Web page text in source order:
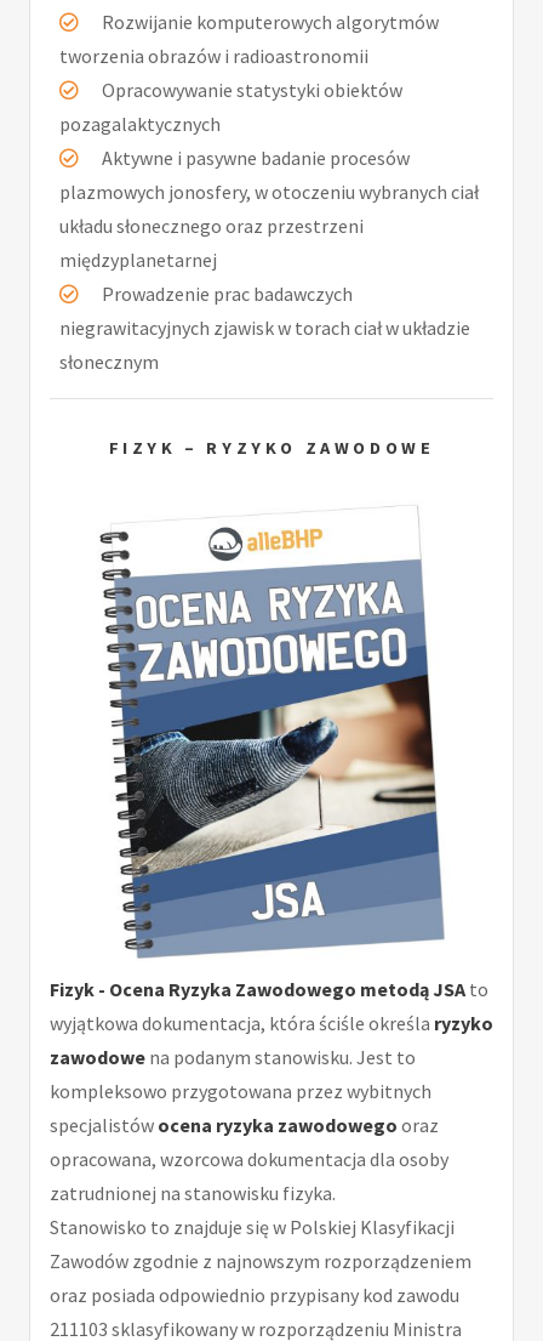
Rozwijanie komputerowych algorytmów
tworzenia obrazów i radioastronomii
Opracowywanie statystyki obiektów
pozagalaktycznych
Aktywne i pasywne badanie procesów
plazmowych jonosfery, w otoczeniu wybranych ciał
układu słonecznego oraz przestrzeni
międzyplanetarnej
Prowadzenie prac badawczych
niegrawitacyjnych zjawisk w torach ciał w układzie
słonecznym
FIZYK – RYZYKO ZAWODOWE
Fizyk - Ocena Ryzyka Zawodowego metodą JSA to
wyjątkowa dokumentacja, która ściśle określa ryzyko
zawodowe na podanym stanowisku. Jest to
kompleksowo przygotowana przez wybitnych
specjalistów ocena ryzyka zawodowego oraz
opracowana, wzorcowa dokumentacja dla osoby
zatrudnionej na stanowisku fizyka.
Stanowisko to znajduje się w Polskiej Klasyfikacji
Zawodów zgodnie z najnowszym rozporządzeniem
oraz posiada odpowiednio przypisany kod zawodu
211103 sklasyfikowany w rozporządzeniu Ministra